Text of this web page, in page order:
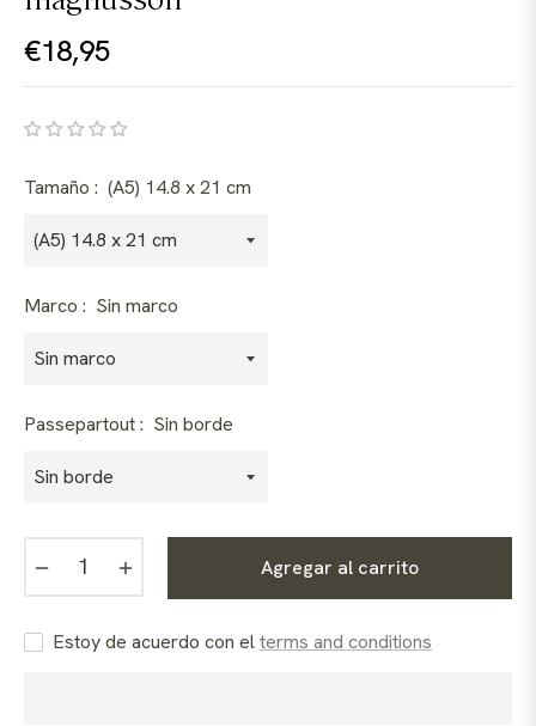
Precio
€18,95
Tamaño : (A5) 14.8 x 21 cm
Marco : Sin marco
Passepartout : Sin borde
Agregar al carrito
Estoy de acuerdo con elterms and conditions